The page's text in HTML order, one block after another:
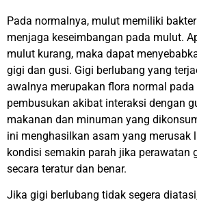
Pada normalnya, mulut memiliki
menjaga keseimbangan pada mulut.
mulut kurang, maka dapat
gigi dan gusi. Gigi berlubang yang
awalnya merupakan flora normal pada
pembusukan akibat interaksi dengan
makanan dan minuman yang
ini menghasilkan asam yang merusak
kondisi semakin parah jika perawatan
secara teratur dan benar.
Jika gigi berlubang tidak segera